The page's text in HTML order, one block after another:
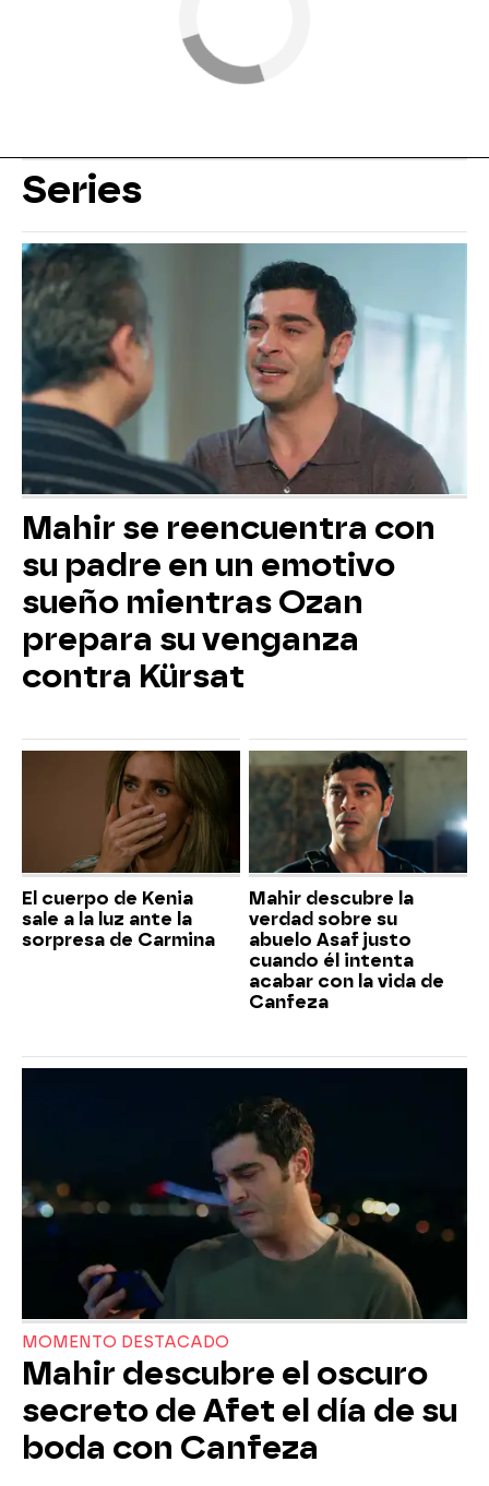
Series
Mahir se reencuentra con
su padre en un emotivo
sueño mientras Ozan
prepara su venganza
contra Kürsat
El cuerpo de Kenia
sale a la luz ante la
sorpresa de Carmina
Mahir descubre la
verdad sobre su
abuelo Asaf justo
cuando él intenta
acabar con la vida de
Canfeza
MOMENTO DESTACADO
Mahir descubre el oscuro
secreto de Afet el día de su
boda con Canfeza